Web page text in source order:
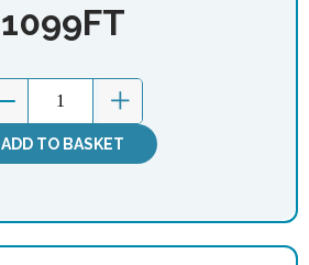
1099FT
ADD TO BASKET